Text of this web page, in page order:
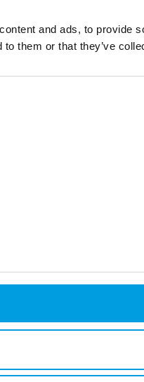
and ads, to provide
to them or that they’ve